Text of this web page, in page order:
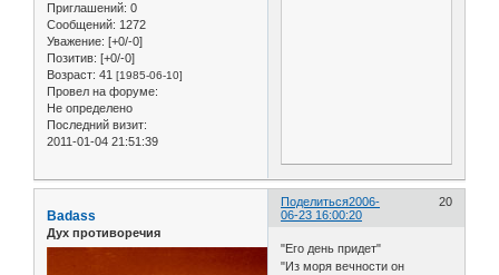
Приглашений: 0
Сообщений: 1272
Уважение: [+0/-0]
Позитив: [+0/-0]
Возраст: 41 [1985-06-10]
Провел на форуме:
Не определено
Последний визит:
2011-01-04 21:51:39
Поделиться 20
2006-
06-23 16:00:20
Badass
Дух противоречия
"Его день придет"
"Из моря вечности он